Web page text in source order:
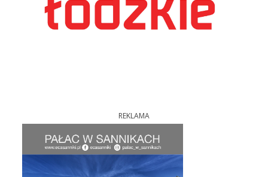
REKLAMA